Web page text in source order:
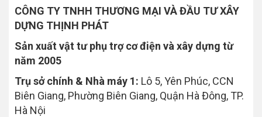
CÔNG TY TNHH THƯƠNG MẠI VÀ ĐẦU TƯ XÂY
DỰNG THỊNH PHÁT
Sản xuất vật tư phụ trợ cơ điện và xây dựng từ
năm 2005
Trụ sở chính & Nhà máy 1: Lô 5, Yên Phúc, CCN
Biên Giang, Phường Biên Giang, Quận Hà Đông, TP.
Hà Nội